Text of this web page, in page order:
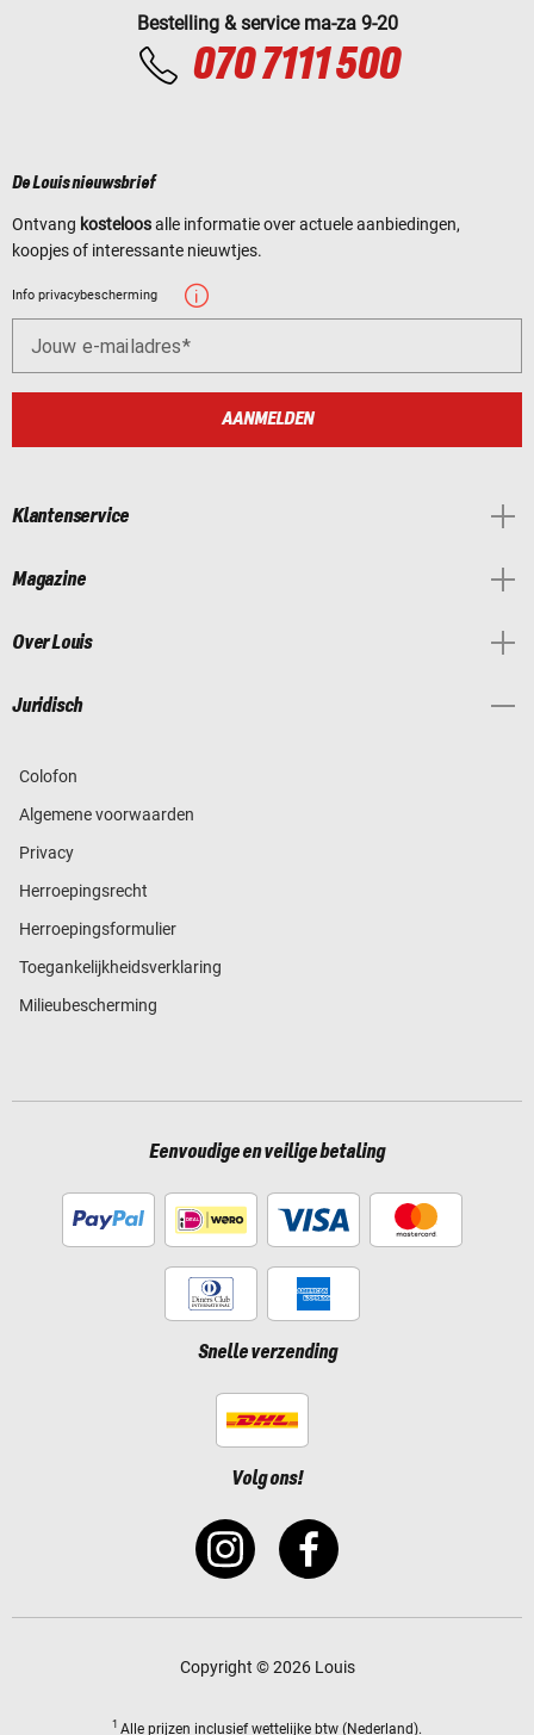
Bestelling & service ma-za 9-20
070 7111 500
De Louis nieuwsbrief
Ontvang kosteloosalle informatie over actuele aanbiedingen,
koopjes of interessante nieuwtjes.
Info privacybescherming
Jouw e-mailadres
AANMELDEN
Klantenservice
Magazine
Over Louis
Juridisch
Colofon
Algemene voorwaarden
Privacy
Herroepingsrecht
Herroepingsformulier
Toegankelijkheidsverklaring
Milieubescherming
Eenvoudige en veilige betaling
Snelle verzending
Volg ons!
Copyright © 2026 Louis
1 Alle prijzen inclusief wettelijke btw (Nederland).